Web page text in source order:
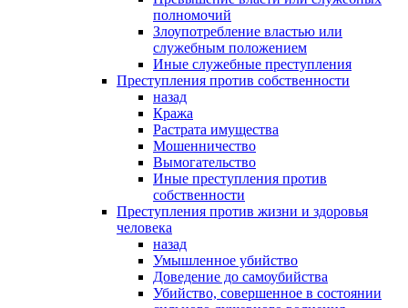
полномочий
Злоупотребление властью или
служебным положением
Иные служебные преступления
Преступления против собственности
назад
Кража
Растрата имущества
Мошенничество
Вымогательство
Иные преступления против
собственности
Преступления против жизни и здоровья
человека
назад
Умышленное убийство
Доведение до самоубийства
Убийство, совершенное в состоянии